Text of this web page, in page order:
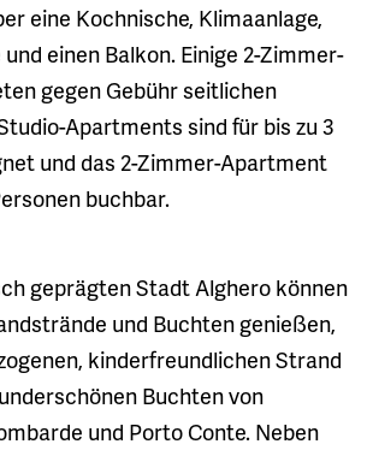
eine Kochnische, Klimaanlage,
und einen Balkon. Einige 2-Zimmer-
gegen Gebühr seitlichen
Apartments sind für bis zu 3
und das 2-Zimmer-Apartment
buchbar.
geprägten Stadt Alghero können
und Buchten genießen,
kinderfreundlichen Strand
Buchten von
und Porto Conte. Neben